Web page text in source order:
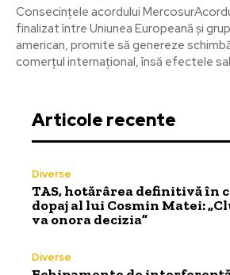
Consecințele acordului
finalizat între Uniunea Europeană și
american, promite să genereze
comerțul internațional, însă efectele
Articole recente
Diverse
TAS, hotărârea definitivă în
dopaj al lui Cosmin Matei:
va onora decizia”
Diverse